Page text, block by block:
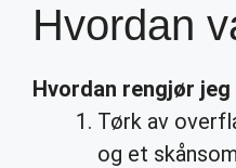
Hvordan
Hvordan rengjør jeg
Tørk av
og et